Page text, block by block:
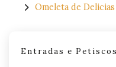
Omeleta de
Entradas e Petiscos